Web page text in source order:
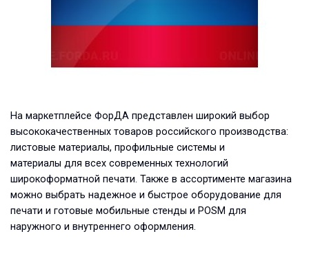
На маркетплейсе ФорДА представлен широкий выбор
высококачественных товаров российского производства:
листовые материалы, профильные системы и
материалы для всех современных технологий
широкоформатной печати. Также в ассортименте магазина
можно выбрать надежное и быстрое оборудование для
печати и готовые мобильные стенды и POSM для
наружного и внутреннего оформления.